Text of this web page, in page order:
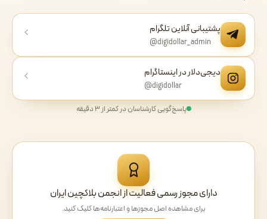
پشتیبانی آنلاین تلگرام
@digidollar_admin
دیجی‌دلار در اینستاگرام
@digidollar
پاسخ‌گویی کارشناسان در کمتر از ۳ دقیقه
دارای مجوز رسمی فعالیت از انجمن بلاکچین ایران
برای مشاهده اصل مجوزها و اعتبارنامه‌ها کلیک کنید.